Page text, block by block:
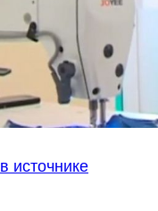
источнике